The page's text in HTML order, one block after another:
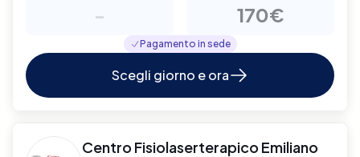
- 170€
Pagamento in sede
Scegli giorno e ora
Centro Fisiolaserterapico Emiliano